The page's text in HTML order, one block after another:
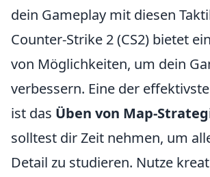
dein Gameplay mit diesen
Counter-Strike 2 (CS2) bietet
von Möglichkeiten, um dein
verbessern. Eine der
ist das Üben von Map-
solltest dir Zeit nehmen, um
Detail zu studieren. Nutze